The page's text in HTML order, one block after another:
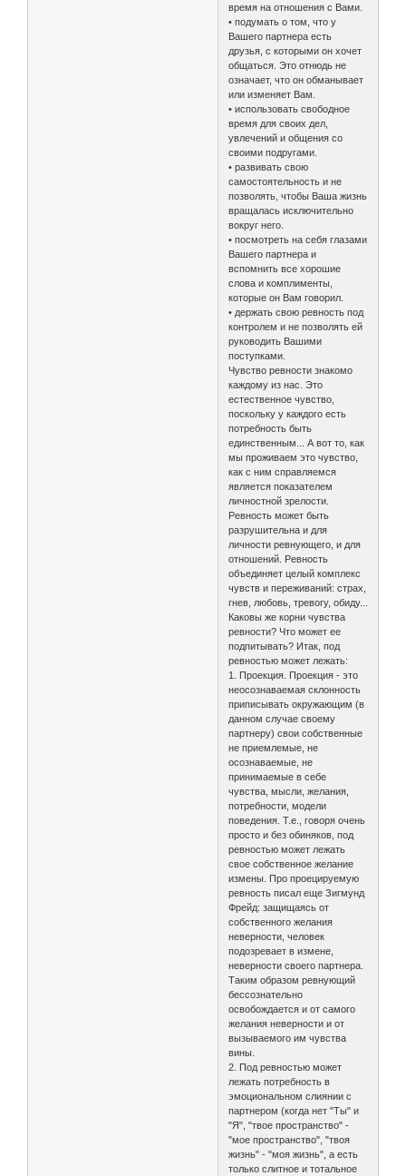
время на отношения с Вами.
• подумать о том, что у
Вашего партнера есть
друзья, с которыми он хочет
общаться. Это отнюдь не
означает, что он обманывает
или изменяет Вам.
• использовать свободное
время для своих дел,
увлечений и общения со
своими подругами.
• развивать свою
самостоятельность и не
позволять, чтобы Ваша жизнь
вращалась исключительно
вокруг него.
• посмотреть на себя глазами
Вашего партнера и
вспомнить все хорошие
слова и комплименты,
которые он Вам говорил.
• держать свою ревность под
контролем и не позволять ей
руководить Вашими
поступками.
Чувство ревности знакомо
каждому из нас. Это
естественное чувство,
поскольку у каждого есть
потребность быть
единственным... А вот то, как
мы проживаем это чувство,
как с ним справляемся
является показателем
личностной зрелости.
Ревность может быть
разрушительна и для
личности ревнующего, и для
отношений. Ревность
объединяет целый комплекс
чувств и переживаний: страх,
гнев, любовь, тревогу, обиду...
Каковы же корни чувства
ревности? Что может ее
подпитывать? Итак, под
ревностью может лежать:
1. Проекция. Проекция - это
неосознаваемая склонность
приписывать окружающим (в
данном случае своему
партнеру) свои собственные
не приемлемые, не
осознаваемые, не
принимаемые в себе
чувства, мысли, желания,
потребности, модели
поведения. Т.е., говоря очень
просто и без обиняков, под
ревностью может лежать
свое собственное желание
измены. Про проецируемую
ревность писал еще Зигмунд
Фрейд: защищаясь от
собственного желания
неверности, человек
подозревает в измене,
неверности своего партнера.
Таким образом ревнующий
бессознательно
освобождается и от самого
желания неверности и от
вызываемого им чувства
вины.
2. Под ревностью может
лежать потребность в
эмоциональном слиянии с
партнером (когда нет "Ты" и
"Я", "твое пространство" -
"мое пространство", "твоя
жизнь" - "моя жизнь", а есть
только слитное и тотальное